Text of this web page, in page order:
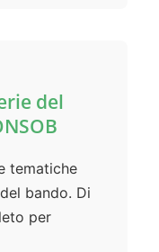
del
tematiche
bando. Di
per